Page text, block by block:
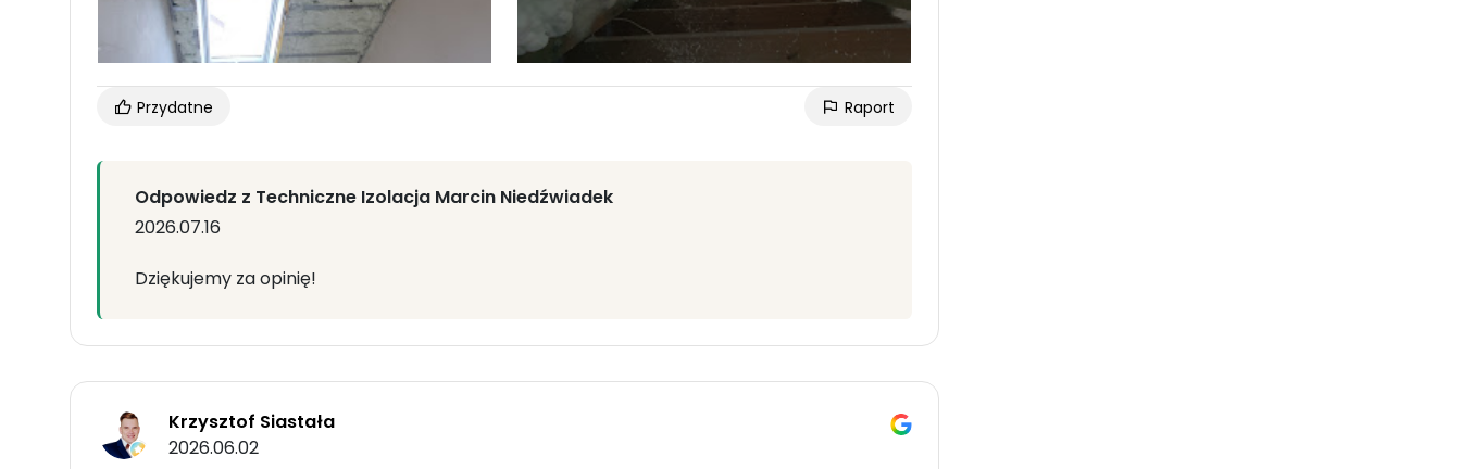
Przydatne Raport
Odpowiedz z Techniczne Izolacja Marcin Niedźwiadek
2026.07.16
Dziękujemy za opinię!
Krzysztof Siastała
2026.06.02